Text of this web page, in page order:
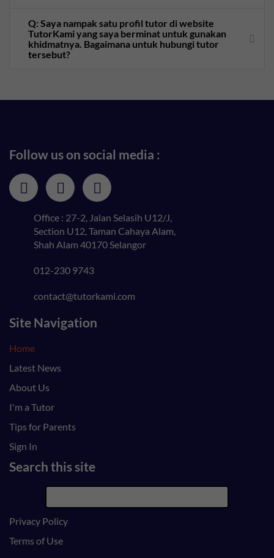
Q: Saya nampak satu profil tutor di website
TutorKami yang saya berminat untuk gunakan
khidmatnya. Bagaimana untuk hubungi tutor
tersebut?
Follow us on social media :
Office : 27-2, Jalan Selasih U12/J,
Section U12, Taman Cahaya Alam,
Shah Alam 40170 Selangor
012-230 9743
contact@tutorkami.com
Site Navigation
Home
Latest News
About Us
I'm a Tutor
Tips for Parents
Sign In
Search this site
Privacy Policy
Terms of Use